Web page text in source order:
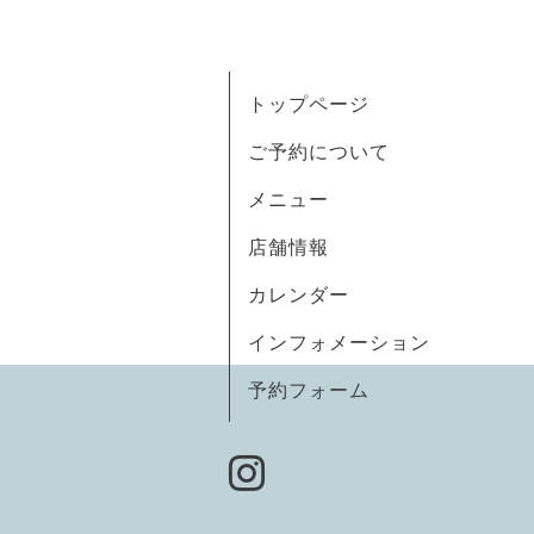
トップページ
ご予約について
メニュー
店舗情報
カレンダー
インフォメーション
予約フォーム